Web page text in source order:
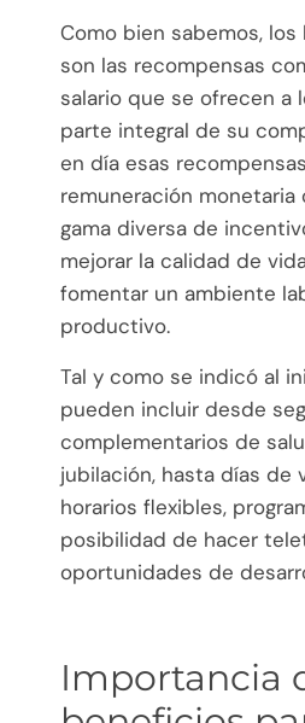
Como bien sabemos,
son las recompensas
salario que se ofrecen a
parte integral de su
en día esas
remuneración
gama diversa de
mejorar la calidad de
fomentar un ambiente
productivo.
Tal y como se indicó al
pueden incluir desde
complementarios de
jubilación, hasta días de
horarios flexibles,
posibilidad de hacer
oportunidades de
Importancia